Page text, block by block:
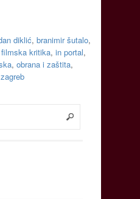
diklić, branimir šutalo,
filmska kritika, in portal,
, obrana i zaštita,
zagreb